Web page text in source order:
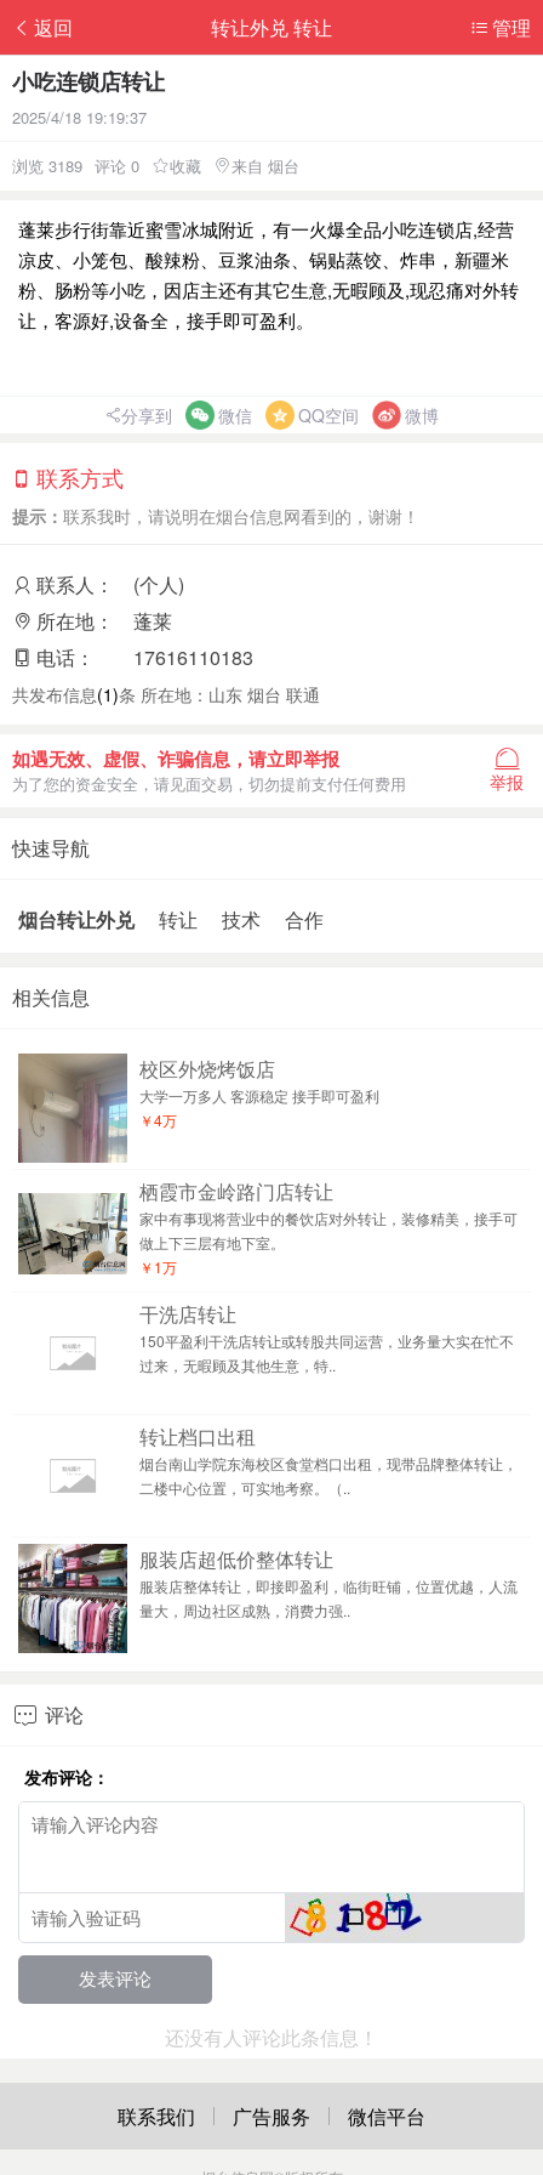
返回 管理
转让外兑 转让
小吃连锁店转让
2025/4/18 19:19:37
浏览 3189 评论 0 收藏 来自 烟台
蓬莱步行街靠近蜜雪冰城附近，有一火爆全品小吃连锁店,经营
凉皮、小笼包、酸辣粉、豆浆油条、锅贴蒸饺、炸串，新疆米
粉、肠粉等小吃，因店主还有其它生意,无暇顾及,现忍痛对外转
让，客源好,设备全，接手即可盈利。
分享到 微信 QQ空间 微博
联系方式
提示： 联系我时，请说明在烟台信息网看到的，谢谢！
联系人：
(个人)
所在地：
蓬莱
电话：
17616110183
共发布信息(1)条 所在地：山东 烟台 联通
如遇无效、虚假、诈骗信息，请立即举报
为了您的资金安全，请见面交易，切勿提前支付任何费用 举报
快速导航
烟台转让外兑 转让 技术 合作
相关信息
校区外烧烤饭店
大学一万多人 客源稳定 接手即可盈利
￥4万
栖霞市金岭路门店转让
家中有事现将营业中的餐饮店对外转让，装修精美，接手可
做上下三层有地下室。
￥1万
干洗店转让
150平盈利干洗店转让或转股共同运营，业务量大实在忙不
过来，无暇顾及其他生意，特..
转让档口出租
烟台南山学院东海校区食堂档口出租，现带品牌整体转让，
二楼中心位置，可实地考察。（..
服装店超低价整体转让
服装店整体转让，即接即盈利，临街旺铺，位置优越，人流
量大，周边社区成熟，消费力强..
 评论
发布评论：
还没有人评论此条信息！
联系我们 广告服务 微信平台